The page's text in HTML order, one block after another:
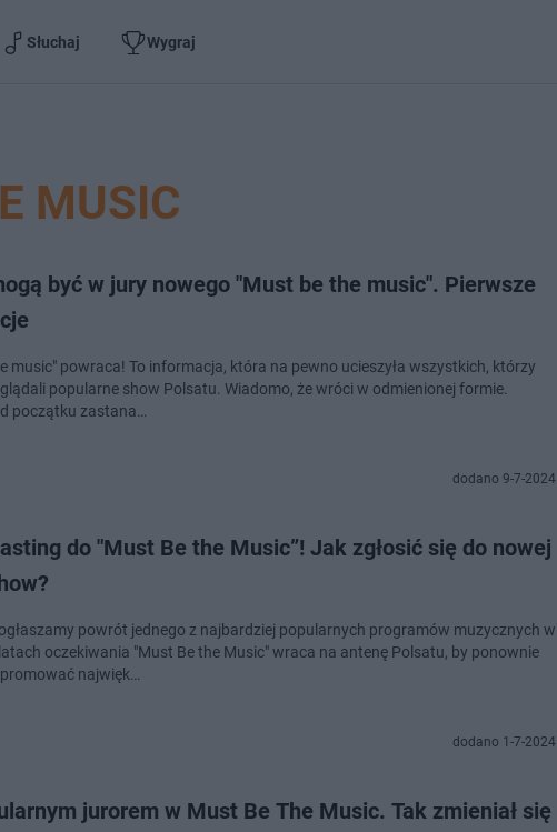
Słuchaj Wygraj
MUSIC
być w jury nowego "Must be the music". Pierwsze
music" powraca! To informacja, która na pewno ucieszyła wszystkich, którzy
popularne show Polsatu. Wiadomo, że wróci w odmienionej formie.
początku zastana…
dodano 9-7-2024
do "Must Be the Music”! Jak zgłosić się do nowej
powrót jednego z najbardziej popularnych programów muzycznych w
oczekiwania "Must Be the Music" wraca na antenę Polsatu, by ponownie
najwięk…
dodano 1-7-2024
jurorem w Must Be The Music. Tak zmieniał się